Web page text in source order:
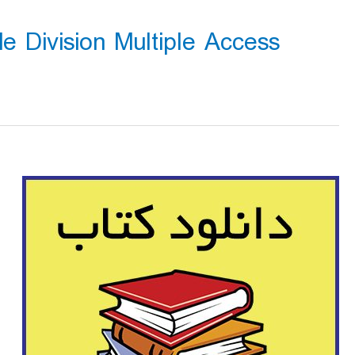
Division Multiple Access